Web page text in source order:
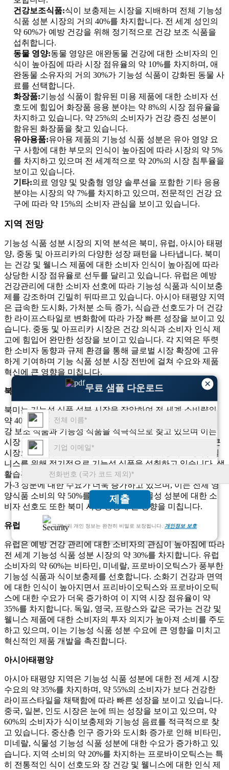
×
무료 샘플 다운로드
제출
고객님의 개인 정보는 완전히 비밀로 보장됩니다. 개인정보 보호
건강보조식품:식이 보충제는 시장을 지배하며 전체 기능성
식품 성분 시장의 거의 40%를 차지합니다. 전 세계 성인의
약 60%가 예방 건강을 위해 정기적으로 건강 보조 식품을
섭취합니다.
동물 영양:동물 영양은 애완동물 건강에 대한 소비자의 인
식이 높아짐에 따라 시장 점유율의 약 10%를 차지하며, 애
완동물 소유자의 거의 30%가 기능성 식품이 강화된 동물 사
료를 선택합니다.
화장품:기능성 식품이 함유된 미용 제품에 대한 소비자 선
호도에 힘입어 화장품 응용 분야는 약 8%의 시장 점유율을
차지하고 있습니다. 약 25%의 소비자가 건강 증진 성분이
함유된 화장품을 찾고 있습니다.
유아용품:유아용 제품의 기능성 식품 성분은 유아 영양 요
구 사항에 대한 부모의 인식이 높아짐에 따라 시장의 약 5%
를 차지하고 있으며 전 세계적으로 약 20%의 시장 침투율을
보이고 있습니다.
기타:의료 영양 및 맞춤형 영양 솔루션을 포함한 기타 응용
분야는 시장의 약 7%를 차지하고 있으며, 전문적인 건강 요
구에 따라 약 15%의 소비자 관심을 보이고 있습니다.
지역 전망
기능성 식품 성분 시장의 지역 분석은 북미, 유럽, 아시아 태평
양, 중동 및 아프리카의 다양한 성장 패턴을 나타냅니다. 북미
는 건강 및 웰니스 제품에 대한 소비자 인식이 높아짐에 따라
상당한 시장 점유율로 선두를 달리고 있습니다. 유럽은 예방
건강관리에 대한 소비자 선호에 따라 기능성 식품과 식이보충
제를 강조하며 긴밀히 뒤따르고 있습니다. 아시아 태평양 지역
은 급속한 도시화, 가처분 소득 증가, 식습관 선호도가 더 건강
한 라이프스타일로 변화함에 따라 가장 빠른 성장을 보이고 있
습니다. 중동 및 아프리카 시장은 건강 의식과 소비자 인식 제
고에 힘입어 완만한 성장을 보이고 있습니다. 각 지역은 뚜렷
한 소비자 동향과 규제 환경을 통해 글로벌 시장 확장에 고유
하게 기여하며 기능 식품 성분 시장 전반에 걸쳐 수요와 제품
혁신에 큰 영향을 미칩니다.
북아메리카
북미는 기능성 식품 성분 시장을 장악하여 전 세계 소비량의
약 40%를 차지합니다. 북미 소비자의 약 65%는 건강 증진 건
강 보조 식품과 기능성 식품을 적극적으로 찾고 있으며 이는
시장 역학에 큰 영향을 미칩니다. 미국은 이 지역에서 가장 큰
시장으로 남아 있으며, 거의 70%의 성인이 예방적 건강 및 웰
니스를 위해 정기적으로 기능성 식품을 섭취하고 있습니다. 생
활습관병 발병률이 증가하면서 프로바이오틱스, 비타민, 오메
가-3 성분에 대한 수요가 더욱 증가하고 있으며, 이는 전체 영
양식품 소비의 약 50%를 차지합니다. 식물성 성분에 대한 소
비자 선호도 또한 북미 시장 동향에 큰 영향을 미칩니다.
유럽
유럽은 예방 건강 관리에 대한 소비자의 관심이 높아짐에 따라
전 세계 기능성 식품 성분 시장의 약 30%를 차지합니다. 유럽 ​​
소비자의 약 60%는 비타민, 미네랄, 프로바이오틱스가 풍부한
기능성 식품과 식이보충제를 선호합니다. 소화기 건강과 면역
에 대한 인식이 높아지면서 프리바이오틱스와 프로바이오틱
스에 대한 수요가 더욱 증가하여 이 지역 시장 점유율이 약
35%를 차지합니다. 독일, 영국, 프랑스와 같은 국가는 건강 및
웰니스 제품에 대한 소비자의 투자 의지가 높아져 소비를 주도
하고 있으며, 이는 기능성 식품 성분 수요에 큰 영향을 미치고
혁신적인 제품 개발을 촉진합니다.
아시아태평양
아시아 태평양 지역은 기능성 식품 성분에 대한 전 세계 시장
수요의 약 35%를 차지하며, 약 55%의 소비자가 보다 건강한
라이프스타일을 채택함에 따라 빠른 성장을 보이고 있습니다.
중국, 일본, 인도 시장은 눈에 띄는 성장을 보이고 있으며, 약
60%의 소비자가 식이보충제와 기능성 음료를 적극적으로 찾
고 있습니다. 중산층 인구 증가와 도시화 증가로 인해 비타민,
미네랄, 식물성 기능성 식품 성분에 대한 수요가 증가하고 있
습니다. 지역 소비의 약 20%를 차지하는 프로바이오틱스는 특
히 전통적인 식이 선호도와 장 건강 및 웰니스에 대한 인식 제